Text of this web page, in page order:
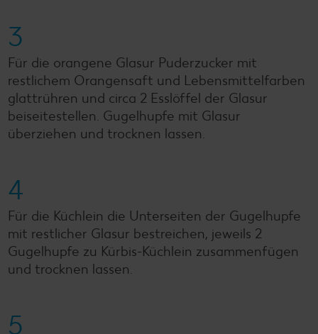
3
Für die orangene Glasur Puderzucker mit
restlichem Orangensaft und Lebensmittelfarben
glattrühren und circa 2 Esslöffel der Glasur
beiseitestellen. Gugelhupfe mit Glasur
überziehen und trocknen lassen.
4
Für die Küchlein die Unterseiten der Gugelhupfe
mit restlicher Glasur bestreichen, jeweils 2
Gugelhupfe zu Kürbis-Küchlein zusammenfügen
und trocknen lassen.
5